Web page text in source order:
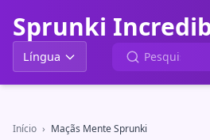
Sprunki
Língua
Início › Maçãs Mente Sprunki